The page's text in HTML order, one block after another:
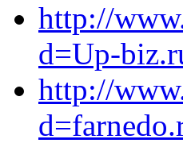
http://
d=Up-
http://